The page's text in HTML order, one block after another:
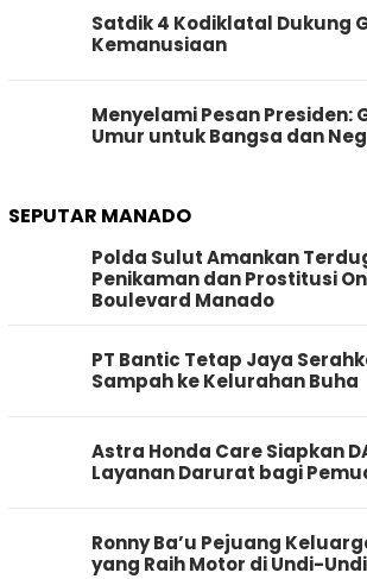
Satdik 4 Kodiklatal Dukung
Kemanusiaan
Menyelami Pesan Presiden:
Umur untuk Bangsa dan
SEPUTAR MANADO
Polda Sulut Amankan
Penikaman dan Prostitusi
Boulevard Manado
PT Bantic Tetap Jaya
Sampah ke Kelurahan Buha
Astra Honda Care Siapkan
Layanan Darurat bagi
Ronny Ba’u Pejuang
yang Raih Motor di Undi-